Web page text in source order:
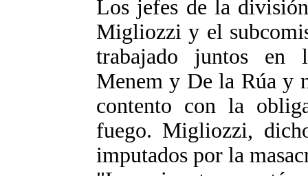
Los jefes de la
Migliozzi y el
trabajado juntos en
Menem y De la Rúa y
contento con la
fuego. Migliozzi,
imputados por la